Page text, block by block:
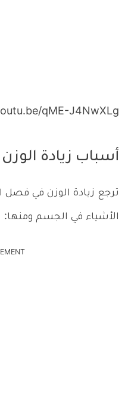
qME-J4NwXLg
أسباب زيادة
ترجع زيادة الوزن في
الأشياء في الجسم ومنها: